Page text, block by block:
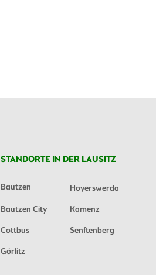
STANDORTE IN DER LAUSITZ
Bautzen
Hoyerswerda
Bautzen City
Kamenz
Cottbus
Senftenberg
Görlitz